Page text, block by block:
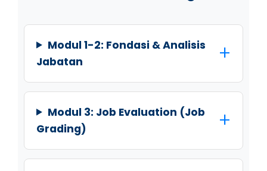
Modul 1-2: Fondasi & Analisis
Jabatan
Modul 3: Job Evaluation (Job
Grading)